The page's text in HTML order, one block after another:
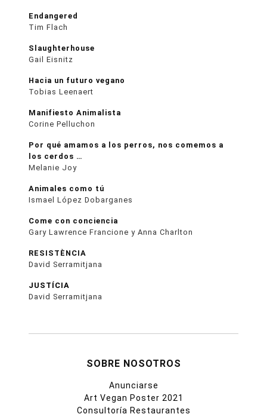
Endangered
Tim Flach
Slaughterhouse
Gail Eisnitz
Hacia un futuro vegano
Tobias Leenaert
Manifiesto Animalista
Corine Pelluchon
Por qué amamos a los perros, nos comemos a
los cerdos …
Melanie Joy
Animales como tú
Ismael López Dobarganes
Come con conciencia
Gary Lawrence Francione y Anna Charlton
RESISTÈNCIA
David Serramitjana
JUSTÍCIA
David Serramitjana
SOBRE NOSOTROS
Anunciarse
Art Vegan Poster 2021
Consultoría Restaurantes